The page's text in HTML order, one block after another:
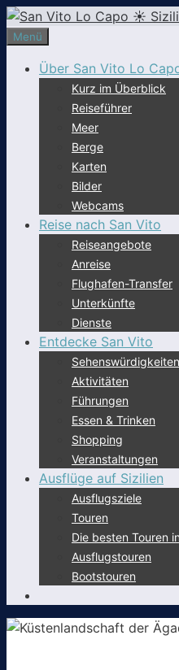
Zum
Inhalt
Menü
Über San Vito Lo
Kurz im Überblick
Reiseführer
Meer
Berge
Karten
Bilder
Webcams
Reise nach San Vito
Reiseangebote
Anreise
Flughafen-Transfer
Unterkünfte
Dienste
Entdecke San Vito
Sehenswürdigkeiten
Aktivitäten
Führungen
Essen & Trinken
Shopping
Veranstaltungen
Ausflüge auf Sizilien
Ausflugsziele
Touren
Die besten Touren
Ausflugstouren
Bootstouren